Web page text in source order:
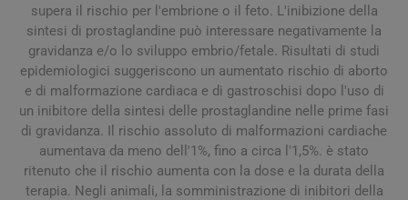
supera il rischio per l'embrione o il feto. L'inibizione della
sintesi di prostaglandine può interessare negativamente la
gravidanza e/o lo sviluppo embrio/fetale. Risultati di studi
epidemiologici suggeriscono un aumentato rischio di aborto
e di malformazione cardiaca e di gastroschisi dopo l'uso di
un inibitore della sintesi delle prostaglandine nelle prime fasi
di gravidanza. Il rischio assoluto di malformazioni cardiache
aumentava da meno dell'1%, fino a circa l'1,5%. è stato
ritenuto che il rischio aumenta con la dose e la durata della
terapia. Negli animali, la somministrazione di inibitori della